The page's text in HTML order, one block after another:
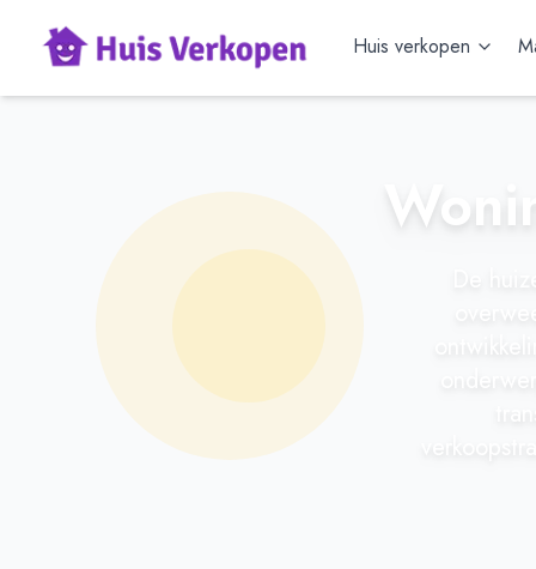
Huis verkopen